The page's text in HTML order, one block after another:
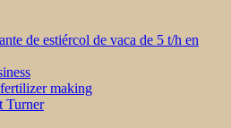
de estiércol de vaca de 5 t/h en
making
Turner